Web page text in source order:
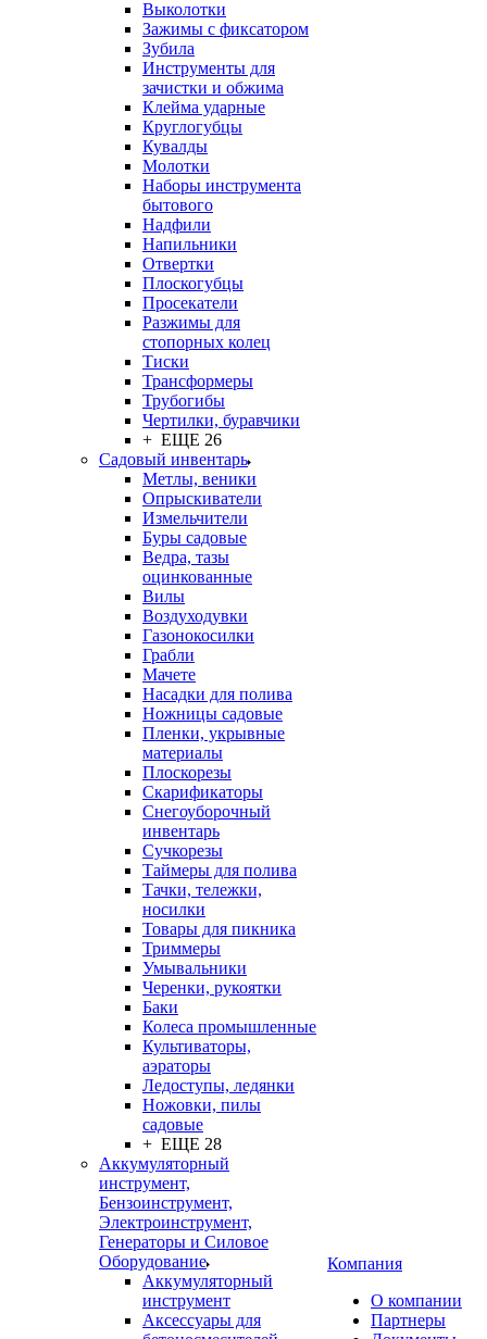
Выколотки
Зажимы с фиксатором
Зубила
Инструменты для
зачистки и обжима
Клейма ударные
Круглогубцы
Кувалды
Молотки
Наборы инструмента
бытового
Надфили
Напильники
Отвертки
Плоскогубцы
Просекатели
Разжимы для
стопорных колец
Тиски
Трансформеры
Трубогибы
Чертилки, буравчики
+ ЕЩЕ 26
Садовый инвентарь
Метлы, веники
Опрыскиватели
Измельчители
Буры садовые
Ведра, тазы
оцинкованные
Вилы
Воздуходувки
Газонокосилки
Грабли
Мачете
Насадки для полива
Ножницы садовые
Пленки, укрывные
материалы
Плоскорезы
Скарификаторы
Снегоуборочный
инвентарь
Сучкорезы
Таймеры для полива
Тачки, тележки,
носилки
Товары для пикника
Триммеры
Умывальники
Черенки, рукоятки
Баки
Колеса промышленные
Культиваторы,
аэраторы
Ледоступы, ледянки
Ножовки, пилы
садовые
+ ЕЩЕ 28
Аккумуляторный
инструмент,
Бензоинструмент,
Электроинструмент,
Генераторы и Силовое
Оборудование
Аккумуляторный
инструмент
Аксессуары для
Компания
О компании
Партнеры